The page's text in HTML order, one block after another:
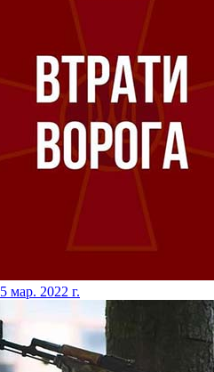
5 мар. 2022 г.